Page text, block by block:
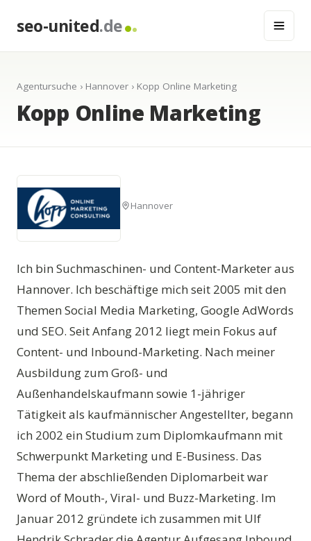
seo-united.de
Agentursuche › Hannover › Kopp Online Marketing
Kopp Online Marketing
Hannover
Ich bin Suchmaschinen- und Content-Marketer aus
Hannover. Ich beschäftige mich seit 2005 mit den
Themen Social Media Marketing, Google AdWords
und SEO. Seit Anfang 2012 liegt mein Fokus auf
Content- und Inbound-Marketing. Nach meiner
Ausbildung zum Groß- und
Außenhandelskaufmann sowie 1-jähriger
Tätigkeit als kaufmännischer Angestellter, begann
ich 2002 ein Studium zum Diplomkaufmann mit
Schwerpunkt Marketing und E-Business. Das
Thema der abschließenden Diplomarbeit war
Word of Mouth-, Viral- und Buzz-Marketing. Im
Januar 2012 gründete ich zusammen mit Ulf